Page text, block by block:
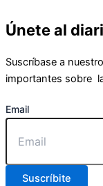
Únete al
Suscríbase a
importantes sobre
Email
Suscríbite